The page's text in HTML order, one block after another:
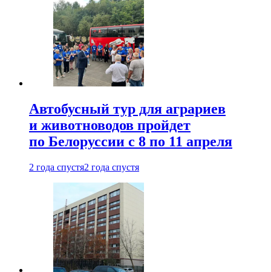
Автобусный тур для аграриев
и животноводов пройдет
по Белоруссии с 8 по 11 апреля
2 года спустя2 года спустя